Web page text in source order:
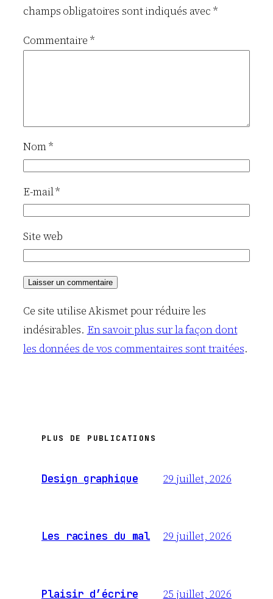
champs obligatoires sont indiqués avec*
Commentaire *
Nom*
E-mail*
Site web
Ce site utilise Akismet pour réduire les
indésirables. En savoir plus sur la façon dont
les données de vos commentaires sont traitées.
PLUS DE PUBLICATIONS
Design graphique 29 juillet, 2026
Les racines du mal 29 juillet, 2026
Plaisir d’écrire 25 juillet, 2026